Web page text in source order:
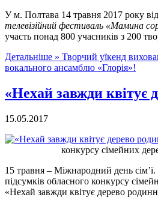
У м. Полтава 14 травня 2017 року
телевізійний фестиваль «Мамина
участь понад 800 учасників з 200
Детальніше » Творчий уїкенд
вокального ансамблю «Глорія»!
«Нехай завжди квітує
15.05.2017
конкурсу сімейних
15 травня – Міжнародний день
підсумків обласного конкурсу
«Нехай завжди квітує дерево